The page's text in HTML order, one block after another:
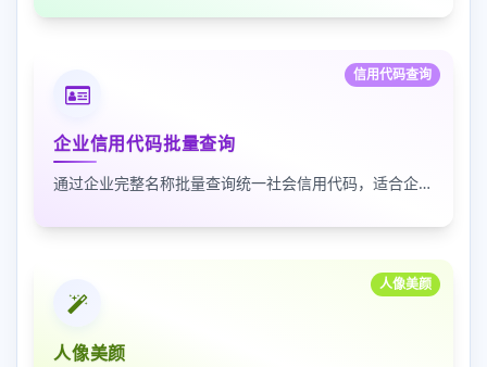
信用代码查询
企业信用代码批量查询
通过企业完整名称批量查询统一社会信用代码，适合企业资料整理、名单核验和工商信息匹配
人像美颜
人像美颜